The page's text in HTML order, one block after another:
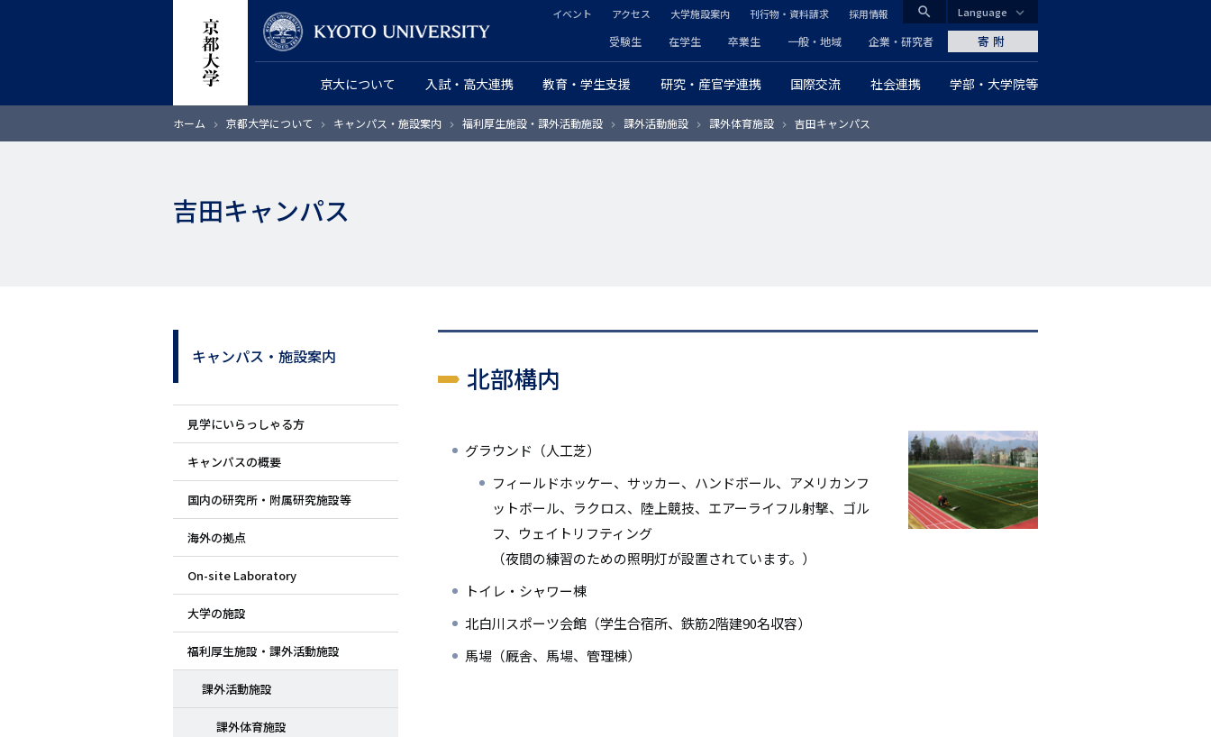
ン
CLOSE
search
グ
ロ
シ
ョ
ン
京大について 入試・高大連携 教育・学生支援 研究・産官学連携 国際交流 社会連携 学部・大学院等
ヘ
ッ
ダ
マ
ク
受験生 在学生 卒業生 一般・地域 企業・研究者
ッ
ダ
ー
リ
ー
ン
ク
イベント アクセス 大学施設案内 刊行物・資料請求 採用情報
寄附
Language
ホーム 京都大学について キャンパス・施設案内 福利厚生施設・課外活動施設 課外活動施設 課外体育施設 吉田キャンパス
吉田キャンパス
サ
イ
ド
メ
ニ
ュ
ー
キャンパス・施設案内
見学にいらっしゃる方
キャンパスの概要
国内の研究所・附属研究施設等
海外の拠点
On-site Laboratory
大学の施設
福利厚生施設・課外活動施設
課外活動施設
課外体育施設
北部構内
グラウンド（人工芝）
フィールドホッケー、サッカー、ハンドボール、アメリカンフ
ットボール、ラクロス、陸上競技、エアーライフル射撃、ゴル
フ、ウェイトリフティング
（夜間の練習のための照明灯が設置されています。）
トイレ・シャワー棟
北白川スポーツ会館（学生合宿所、鉄筋2階建90名収容）
馬場（厩舎、馬場、管理棟）